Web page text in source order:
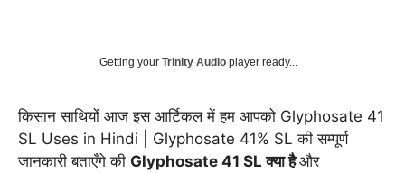
Getting your Trinity Audio player ready...
किसान साथियों आज इस आर्टिकल में हम आपको Glyphosate 41
SL Uses in Hindi | Glyphosate 41% SL की सम्पूर्ण
जानकारी बताएँगे की Glyphosate 41 SL क्या हैऔर